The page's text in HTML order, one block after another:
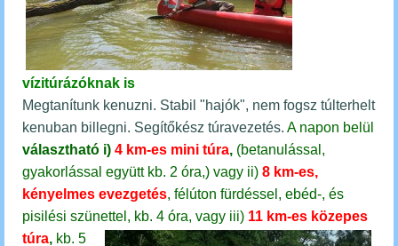
vízitúrázóknak is
Megtanítunk kenuzni. Stabil "hajók", nem fogsz túlterhelt
kenuban billegni. Segítőkész túravezetés. A napon belül
választható i) 4 km-es mini túra, (betanulással,
gyakorlással együtt kb. 2 óra,) vagy ii) 8 km-es,
kényelmes evezgetés, félúton fürdéssel, ebéd-, és
pisilési szünettel, kb. 4 óra, vagy iii) 11 km-es közepes
túra, kb. 5